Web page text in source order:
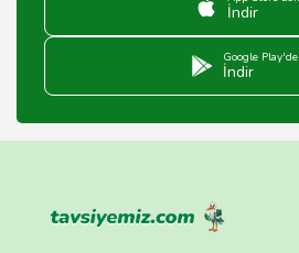
İndir
Google
İndir